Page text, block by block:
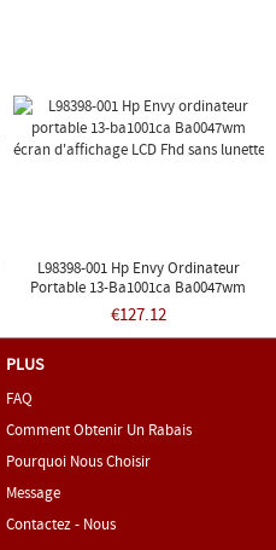
L98398-001 Hp Envy Ordinateur
Portable 13-Ba1001ca Ba0047wm
Écran D'affichage LCD Fhd Sans
Lunette
€127.12
PLUS
FAQ
Comment Obtenir Un Rabais
Pourquoi Nous Choisir
Message
Contactez - Nous